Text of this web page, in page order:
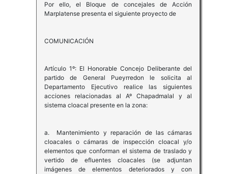
Por ello, el Bloque de concejales de Acción
Marplatense presenta el siguiente proyecto de
COMUNICACIÓN
Artículo 1º: El Honorable Concejo Deliberante del
partido de General Pueyrredon le solicita al
Departamento Ejecutivo realice las siguientes
acciones relacionadas al Aº Chapadmalal y al
sistema cloacal presente en la zona:
a. Mantenimiento y reparación de las cámaras
cloacales o cámaras de inspección cloacal y/o
elementos que conforman el sistema de traslado y
vertido de efluentes cloacales (se adjuntan
imágenes de elementos deteriorados y con